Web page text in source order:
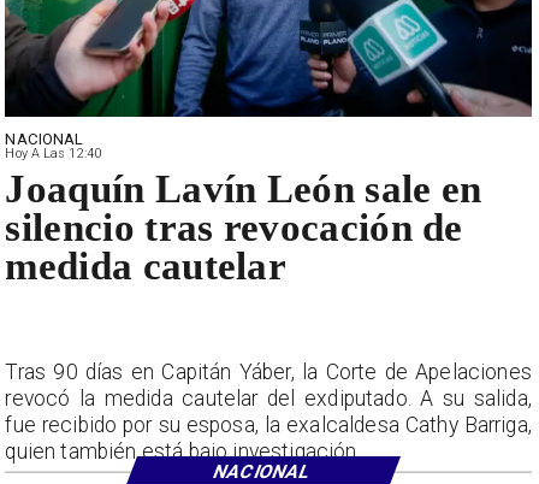
NACIONAL
Hoy A Las 12:40
Joaquín Lavín León sale en
silencio tras revocación de
medida cautelar
Tras 90 días en Capitán Yáber, la Corte de Apelaciones
revocó la medida cautelar del exdiputado. A su salida,
fue recibido por su esposa, la exalcaldesa Cathy Barriga,
quien también está bajo investigación.
NACIONAL